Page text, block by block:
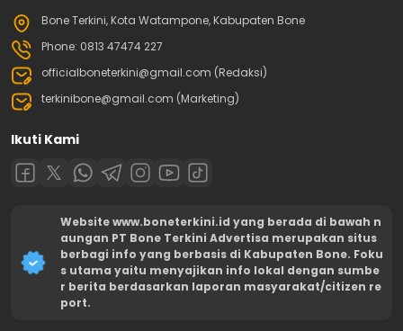
Bone Terkini, Kota Watampone, Kabupaten Bone
Phone: 0813 47474 227
officialboneterkini@gmail.com (Redaksi)
terkinibone@gmail.com (Marketing)
Ikuti Kami
Website www.boneterkini.id yang berada di bawah n
aungan PT Bone Terkini Advertisa merupakan situs
berbagi info yang berbasis di Kabupaten Bone. Foku
s utama yaitu menyajikan info lokal dengan sumbe
r berita berdasarkan laporan masyarakat/citizen re
port.